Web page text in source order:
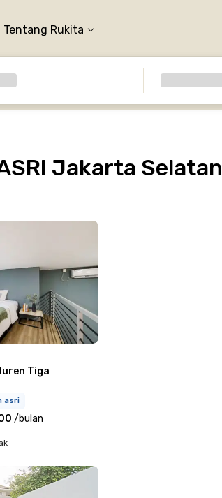
Tentang Rukita
Jakarta Selatan
Tiga
asri
/bulan